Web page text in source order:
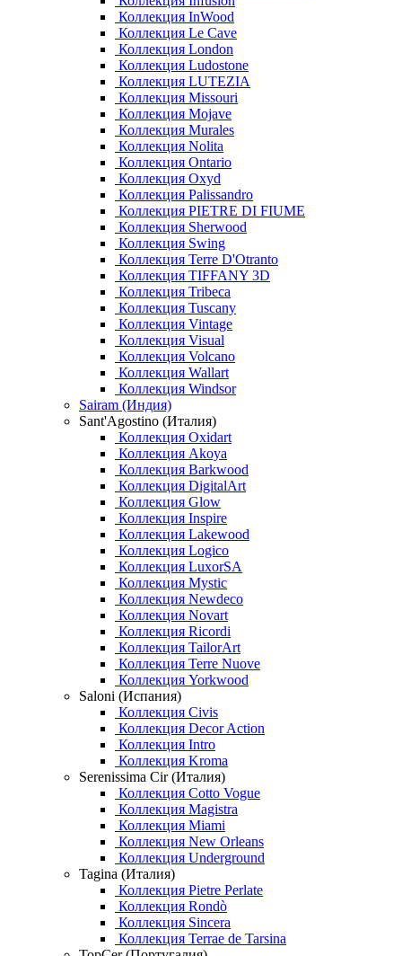
Коллекция InWood
Коллекция Le Cave
Коллекция London
Коллекция Ludostone
Коллекция LUTEZIA
Коллекция Missouri
Коллекция Mojave
Коллекция Murales
Коллекция Nolita
Коллекция Ontario
Коллекция Oxyd
Коллекция Palissandro
Коллекция PIETRE DI FIUME
Коллекция Sherwood
Коллекция Swing
Коллекция Terre D'Otranto
Коллекция TIFFANY 3D
Коллекция Tribeca
Коллекция Tuscany
Коллекция Vintage
Коллекция Visual
Коллекция Volcano
Коллекция Wallart
Коллекция Windsor
Sairam (Индия)
Sant'Agostino (Италия)
Коллекция Oxidart
Коллекция Akoya
Коллекция Barkwood
Коллекция DigitalArt
Коллекция Glow
Коллекция Inspire
Коллекция Lakewood
Коллекция Logico
Коллекция LuxorSA
Коллекция Mystic
Коллекция Newdeco
Коллекция Novart
Коллекция Ricordi
Коллекция TailorArt
Коллекция Terre Nuove
Коллекция Yorkwood
Saloni (Испания)
Коллекция Civis
Коллекция Decor Action
Коллекция Intro
Коллекция Kroma
Serenissima Cir (Италия)
Коллекция Cotto Vogue
Коллекция Magistra
Коллекция Miami
Коллекция New Orleans
Коллекция Underground
Tagina (Италия)
Коллекция Pietre Perlate
Коллекция Rondò
Коллекция Sincera
Коллекция Terrae de Tarsina